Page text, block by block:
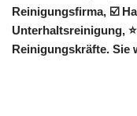
Reinigungsfirma, ☑️
Unterhaltsreinigung,
Reinigungskräfte.